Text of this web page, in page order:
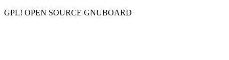
GPL! OPEN SOURCE GNUBOARD